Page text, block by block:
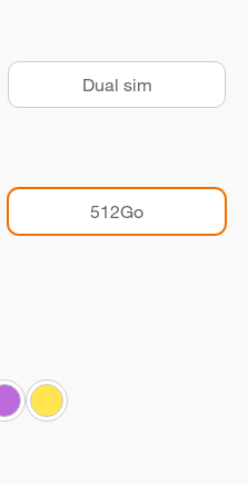
Dual sim
512Go